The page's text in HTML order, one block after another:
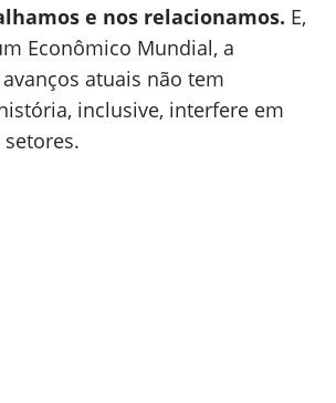
e nos relacionamos. E,
Econômico Mundial, a
atuais não tem
inclusive, interfere em